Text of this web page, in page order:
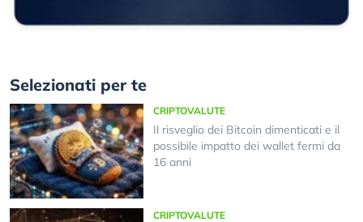
Selezionati per te
CRIPTOVALUTE
Il risveglio dei Bitcoin dimenticati e il
possibile impatto dei wallet fermi da
16 anni
CRIPTOVALUTE